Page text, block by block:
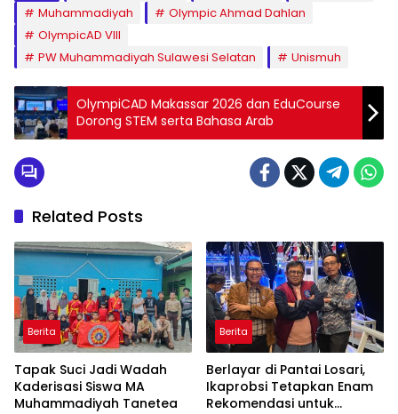
Muhammadiyah
Olympic Ahmad Dahlan
OlympicAD VIII
PW Muhammadiyah Sulawesi Selatan
Unismuh
OlympiCAD Makassar 2026 dan EduCourse
Dorong STEM serta Bahasa Arab
Related Posts
Berita
Tapak Suci Jadi Wadah
Kaderisasi Siswa MA
Muhammadiyah Tanetea
Berita
Berlayar di Pantai Losari,
Ikaprobsi Tetapkan Enam
Rekomendasi untuk